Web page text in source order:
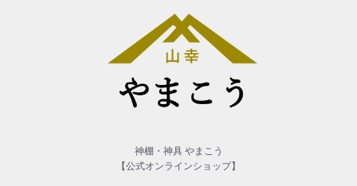
神棚・神具 やまこう
【公式オンラインショップ】